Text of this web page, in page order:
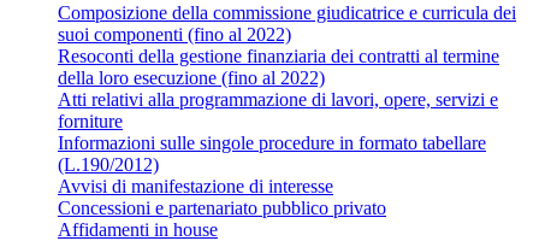
Composizione della commissione giudicatrice e curricula dei
suoi componenti (fino al 2022)
Resoconti della gestione finanziaria dei contratti al termine
della loro esecuzione (fino al 2022)
Atti relativi alla programmazione di lavori, opere, servizi e
forniture
Informazioni sulle singole procedure in formato tabellare
(L.190/2012)
Avvisi di manifestazione di interesse
Concessioni e partenariato pubblico privato
Affidamenti in house